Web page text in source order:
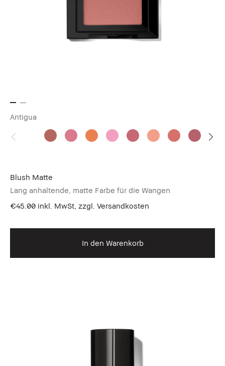
Antigua
Blush Matte
Lang anhaltende, matte Farbe für die Wangen
€45.00 inkl. MwSt, zzgl. Versandkosten
In den Warenkorb